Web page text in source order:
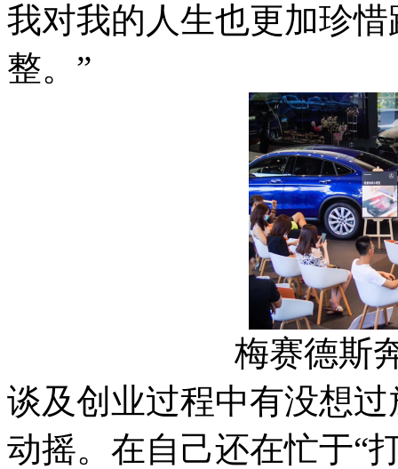
我对我的人生也更加珍
整。”
梅赛德斯
谈及创业过程中有没想
动摇。在自己还在忙于“